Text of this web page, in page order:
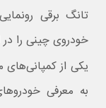
تانگ برقی
خودروی چینی را در
یکی از
به معرفی